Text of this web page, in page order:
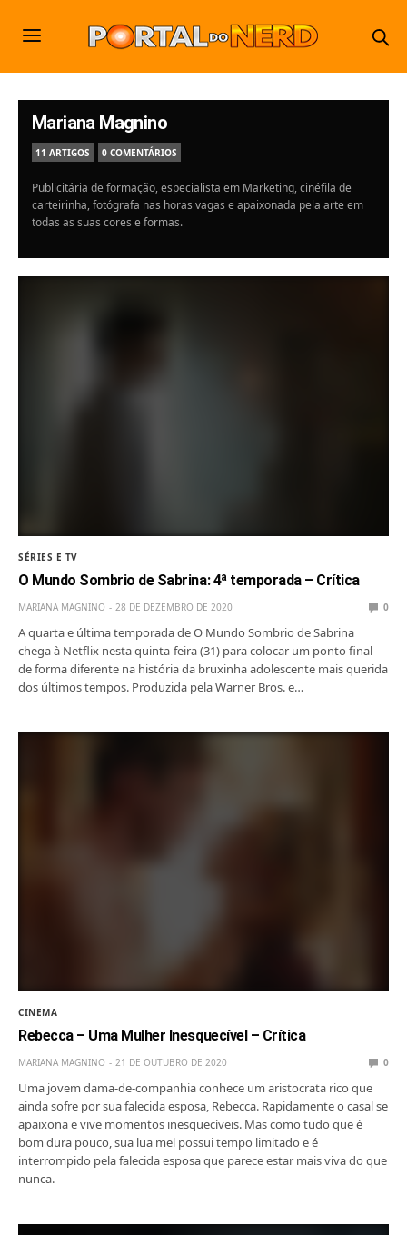
Mariana Magnino
11 ARTIGOS 0 COMENTÁRIOS
Publicitária de formação, especialista em Marketing, cinéfila de
carteirinha, fotógrafa nas horas vagas e apaixonada pela arte em
todas as suas cores e formas.
SÉRIES E TV
O Mundo Sombrio de Sabrina: 4ª temporada – Crítica
MARIANA MAGNINO 28 DE DEZEMBRO DE 2020 0
A quarta e última temporada de O Mundo Sombrio de Sabrina
chega à Netflix nesta quinta-feira (31) para colocar um ponto final
de forma diferente na história da bruxinha adolescente mais querida
dos últimos tempos. Produzida pela Warner Bros. e…
CINEMA
Rebecca – Uma Mulher Inesquecível – Crítica
MARIANA MAGNINO 21 DE OUTUBRO DE 2020 0
Uma jovem dama-de-companhia conhece um aristocrata rico que
ainda sofre por sua falecida esposa, Rebecca. Rapidamente o casal se
apaixona e vive momentos inesquecíveis. Mas como tudo que é
bom dura pouco, sua lua mel possui tempo limitado e é
interrompido pela falecida esposa que parece estar mais viva do que
nunca.